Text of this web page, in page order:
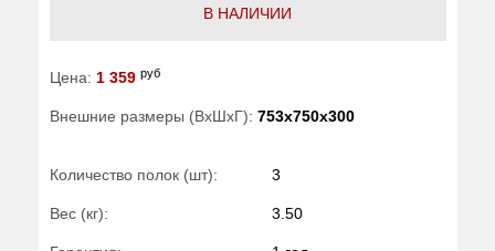
В НАЛИЧИИ
Цена: 1 359 руб
Внешние размеры (ВхШхГ): 753x750x300
Количество полок (шт): 3
Вес (кг): 3.50